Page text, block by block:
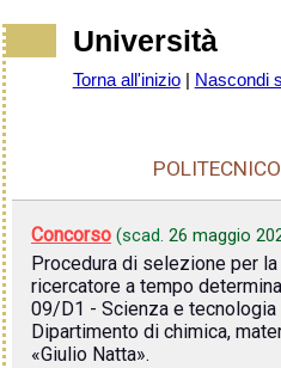
Università
Torna all'inizio| Nascondi
Concorso (scad. 26 maggio
Procedura di selezione per
ricercatore a tempo
09/D1 - Scienza e tecnologia
Dipartimento di chimica,
«Giulio Natta».